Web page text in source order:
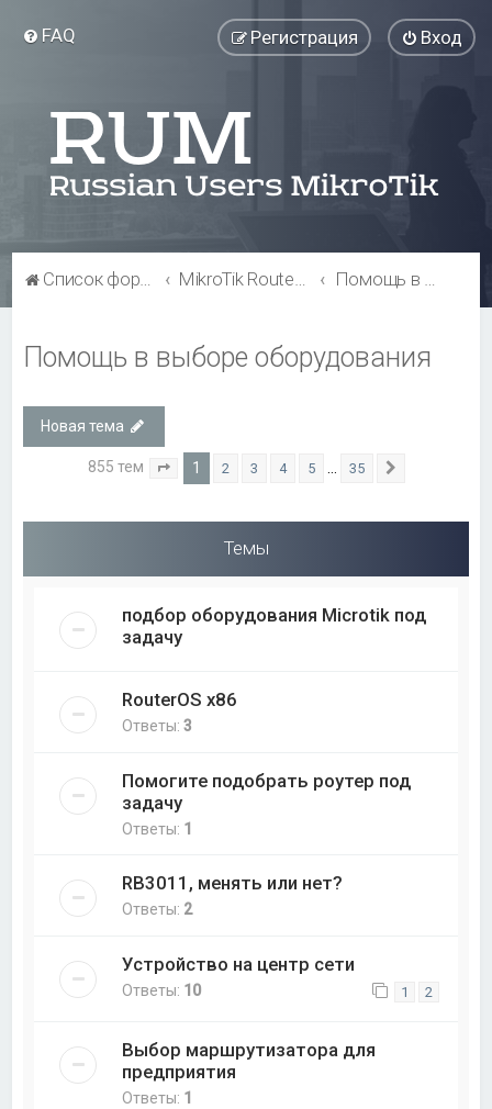
FAQ Вход
Регистрация
Список форумов MikroTik RouterBOARD Помощь в выборе оборудования
Помощь в выборе оборудования
Новая тема
855 тем Страница из 35
1 2 3 4 5 35
Темы
подбор оборудования Microtik под
задачу
RouterOS x86
Ответы:3
Помогите подобрать роутер под
задачу
Ответы: 1
RB3011, менять или нет?
Ответы: 2
Устройство на центр сети
Ответы: 10 1 2
Выбор маршрутизатора для
предприятия
Ответы: 1